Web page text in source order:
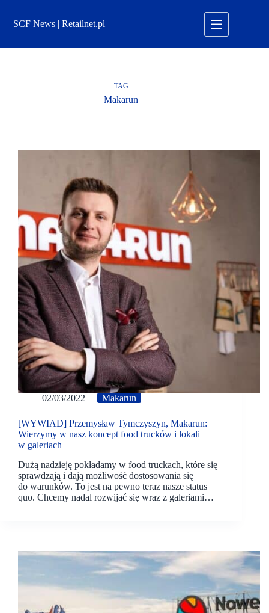
treściSCF News | Retailnet.pl
TAG
Makarun
02/03/2022 Makarun
[WYWIAD] Przemysław Tymczyszyn, Makarun:
Wierzymy w nasz koncept food trucków i lokali
w galeriach
Dużą nadzieję pokładamy w food truckach, które się
sprawdzają i dają możliwość dostosowania się
do warunków. To jest na pewno teraz nasze status
quo. Chcemy nadal rozwijać się wraz z galeriami…